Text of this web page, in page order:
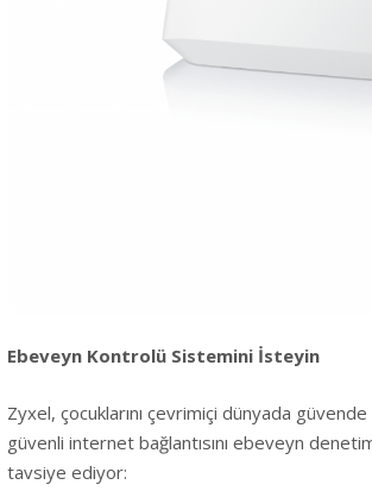
Ebeveyn Kontrolü Sistemini İsteyin
Zyxel, çocuklarını çevrimiçi dünyada
güvenli internet bağlantısını ebeveyn
tavsiye ediyor: